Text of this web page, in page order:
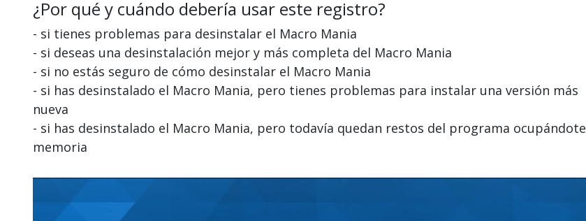
¿Por qué y cuándo debería usar este registro?
- si tienes problemas para desinstalar el Macro Mania
- si deseas una desinstalación mejor y más completa del Macro Mania
- si no estás seguro de cómo desinstalar el Macro Mania
- si has desinstalado el Macro Mania, pero tienes problemas para instalar una versión más
nueva
- si has desinstalado el Macro Mania, pero todavía quedan restos del programa ocupándote
memoria